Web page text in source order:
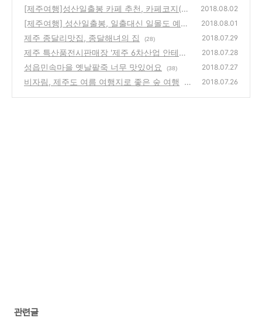
주 김녕해수욕장에서 물놀이
(22)
[제주여행]성산일출봉 카페 추천, 카페코지(C
afe COJI) 자연을 담은 베이커리카페
(30)
2018.08.02
[제주여행] 성산일출봉, 일출대신 일몰도 예뻐
요
(22)
2018.08.01
제주 종달리맛집, 종달해녀의 집 (28) 2018.07.29
제주 특산품전시판매장 '제주 6차산업 안테나
숍 성산포항점'에서 제주도선물 구입하세요
2018.07.28
성읍민속마을 옛날팥죽 너무 맛있어요 (38) 2018.07.27
비자림, 제주도 여름 여행지로 좋은 숲 여행
(2
2018.07.26
관련글